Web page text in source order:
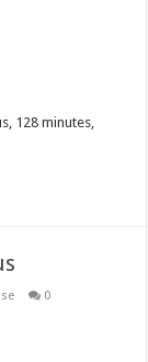
128 minutes,
0